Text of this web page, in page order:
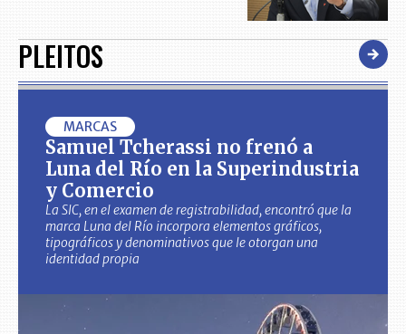
PLEITOS
MARCAS
Samuel Tcherassi no frenó a
Luna del Río en la Superindustria
y Comercio
La SIC, en el examen de registrabilidad, encontró que la
marca Luna del Río incorpora elementos gráficos,
tipográficos y denominativos que le otorgan una
identidad propia